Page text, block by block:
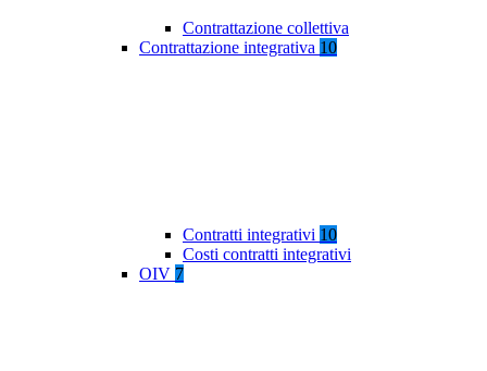
Contrattazione collettiva
Contrattazione integrativa 10
Contratti integrativi 10
Costi contratti integrativi
OIV 7